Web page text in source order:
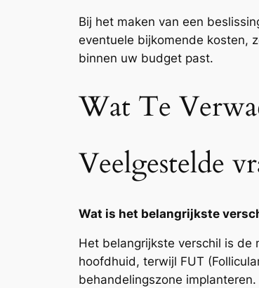
Bij het maken van een
eventuele bijkomende kosten,
binnen uw budget past.
Wat Te
Veelgestelde
Wat is het belangrijkste
Het belangrijkste verschil is de
hoofdhuid, terwijl FUT
behandelingszone implanteren.